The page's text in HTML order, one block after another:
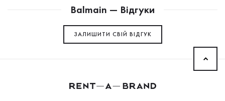
Balmain — Відгуки
ЗАЛИШИТИ СВIЙ ВІДГУК